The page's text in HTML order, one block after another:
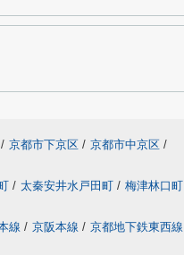
/ 京都市下京区 / 京都市中京区 /
/ 太秦安井水戸田町 / 梅津林口町
線 / 京阪本線 / 京都地下鉄東西線